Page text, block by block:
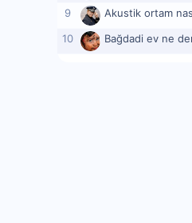
Akustik ortam
Bağdadi ev ne